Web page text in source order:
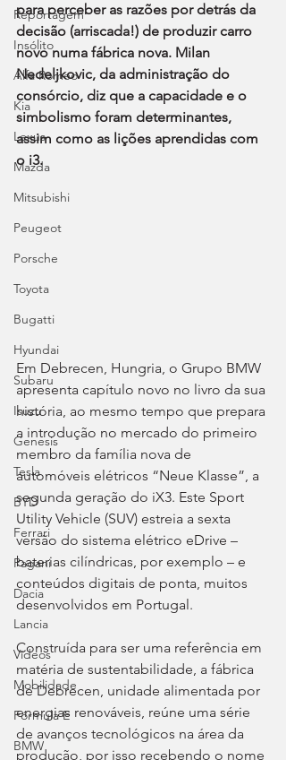
Reportagem
Insólito
Alfa Romeo
Kia
Lexus
Mazda
Mitsubishi
Peugeot
Porsche
Toyota
Bugatti
Hyundai
Subaru
Isuzu
Genesis
Tesla
BYD
Ferrari
Pagani
Dacia
Lancia
Videos
Mobilidade
Fórmula E
BMW
para perceber as razões por detrás da
decisão (arriscada!) de produzir carro
novo numa fábrica nova. Milan
Nedeljkovic, da administração do
consórcio, diz que a capacidade e o
simbolismo foram determinantes,
assim como as lições aprendidas com
o i3.
Em Debrecen, Hungria, o Grupo BMW
apresenta capítulo novo no livro da sua
história, ao mesmo tempo que prepara
a introdução no mercado do primeiro
membro da família nova de
automóveis elétricos “Neue Klasse”, a
segunda geração do iX3. Este Sport
Utility Vehicle (SUV) estreia a sexta
versão do sistema elétrico eDrive –
baterias cilíndricas, por exemplo – e
conteúdos digitais de ponta, muitos
desenvolvidos em Portugal.
Construída para ser uma referência em
matéria de sustentabilidade, a fábrica
de Debrecen, unidade alimentada por
energias renováveis, reúne uma série
de avanços tecnológicos na área da
produção, por isso recebendo o nome